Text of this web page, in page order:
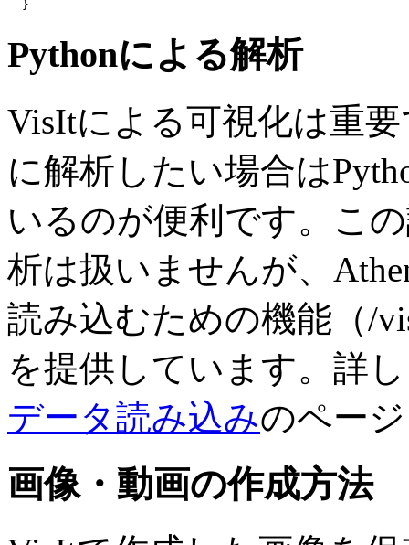
Pythonによる解析
VisItによる可視化は重
に解析したい場合は
いるのが便利です。こ
析は扱いませんが、
読み込むための機能（/
を提供しています。詳
データ読み込みのペー
画像・動画の作成方法